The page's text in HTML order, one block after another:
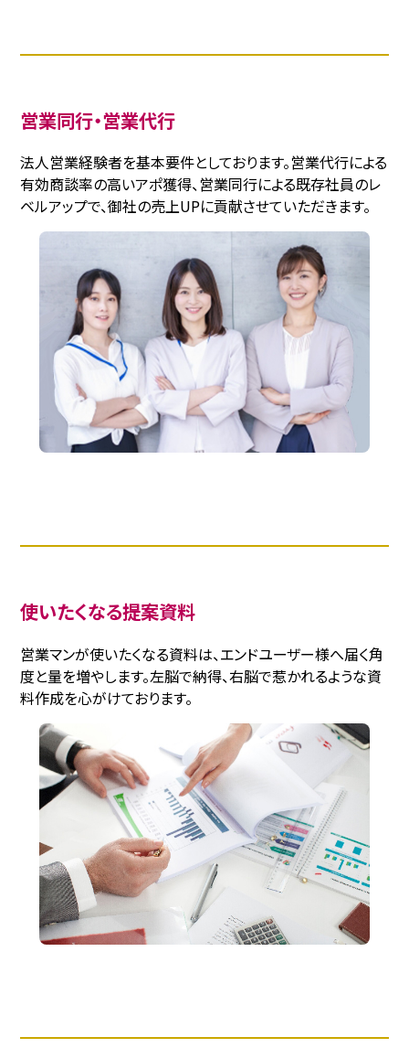
営業同行・営業代行
法人営業経験者を基本要件としております。営業代行による
有効商談率の高いアポ獲得、営業同行による既存社員のレ
ベルアップで、御社の売上UPに貢献させていただきます。
使いたくなる提案資料
営業マンが使いたくなる資料は、エンドユーザー様へ届く角
度と量を増やします。左脳で納得、右脳で惹かれるような資
料作成を心がけております。